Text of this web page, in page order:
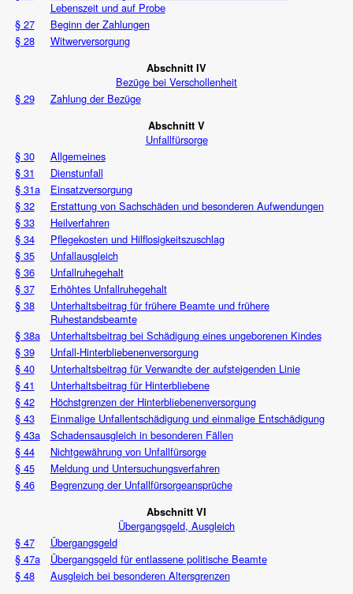
Lebenszeit und auf Probe
§ 27
Beginn der Zahlungen
§ 28
Witwerversorgung
Abschnitt IV
Bezüge bei Verschollenheit
§ 29
Zahlung der Bezüge
Abschnitt V
Unfallfürsorge
§ 30
Allgemeines
§ 31
Dienstunfall
§ 31a
Einsatzversorgung
§ 32
Erstattung von Sachschäden und besonderen Aufwendungen
§ 33
Heilverfahren
§ 34
Pflegekosten und Hilflosigkeitszuschlag
§ 35
Unfallausgleich
§ 36
Unfallruhegehalt
§ 37
Erhöhtes Unfallruhegehalt
§ 38
Unterhaltsbeitrag für frühere Beamte und frühere
Ruhestandsbeamte
§ 38a
Unterhaltsbeitrag bei Schädigung eines ungeborenen Kindes
§ 39
Unfall-Hinterbliebenenversorgung
§ 40
Unterhaltsbeitrag für Verwandte der aufsteigenden Linie
§ 41
Unterhaltsbeitrag für Hinterbliebene
§ 42
Höchstgrenzen der Hinterbliebenenversorgung
§ 43
Einmalige Unfallentschädigung und einmalige Entschädigung
§ 43a
Schadensausgleich in besonderen Fällen
§ 44
Nichtgewährung von Unfallfürsorge
§ 45
Meldung und Untersuchungsverfahren
§ 46
Begrenzung der Unfallfürsorgeansprüche
Abschnitt VI
Übergangsgeld, Ausgleich
§ 47
Übergangsgeld
§ 47a
Übergangsgeld für entlassene politische Beamte
§ 48
Ausgleich bei besonderen Altersgrenzen